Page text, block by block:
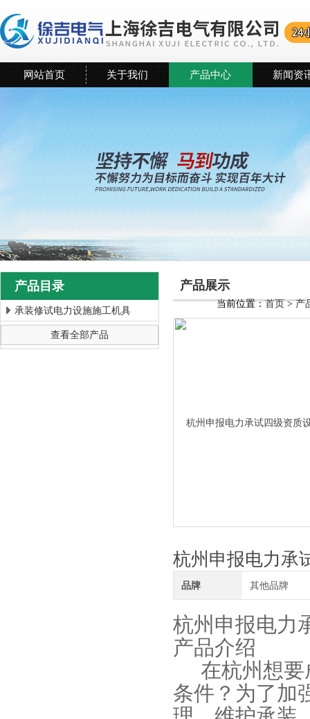
上海徐吉电气有限公司
网站首页 关于我们 产品中心 新闻资
产品目录
承装修试电力设施施工机具
查看全部产品
产品展示
当前位置：首页>产
杭州申报电力承
品牌 其他品牌
杭州申报电力
产品介绍
在杭州想要
条件？为了加